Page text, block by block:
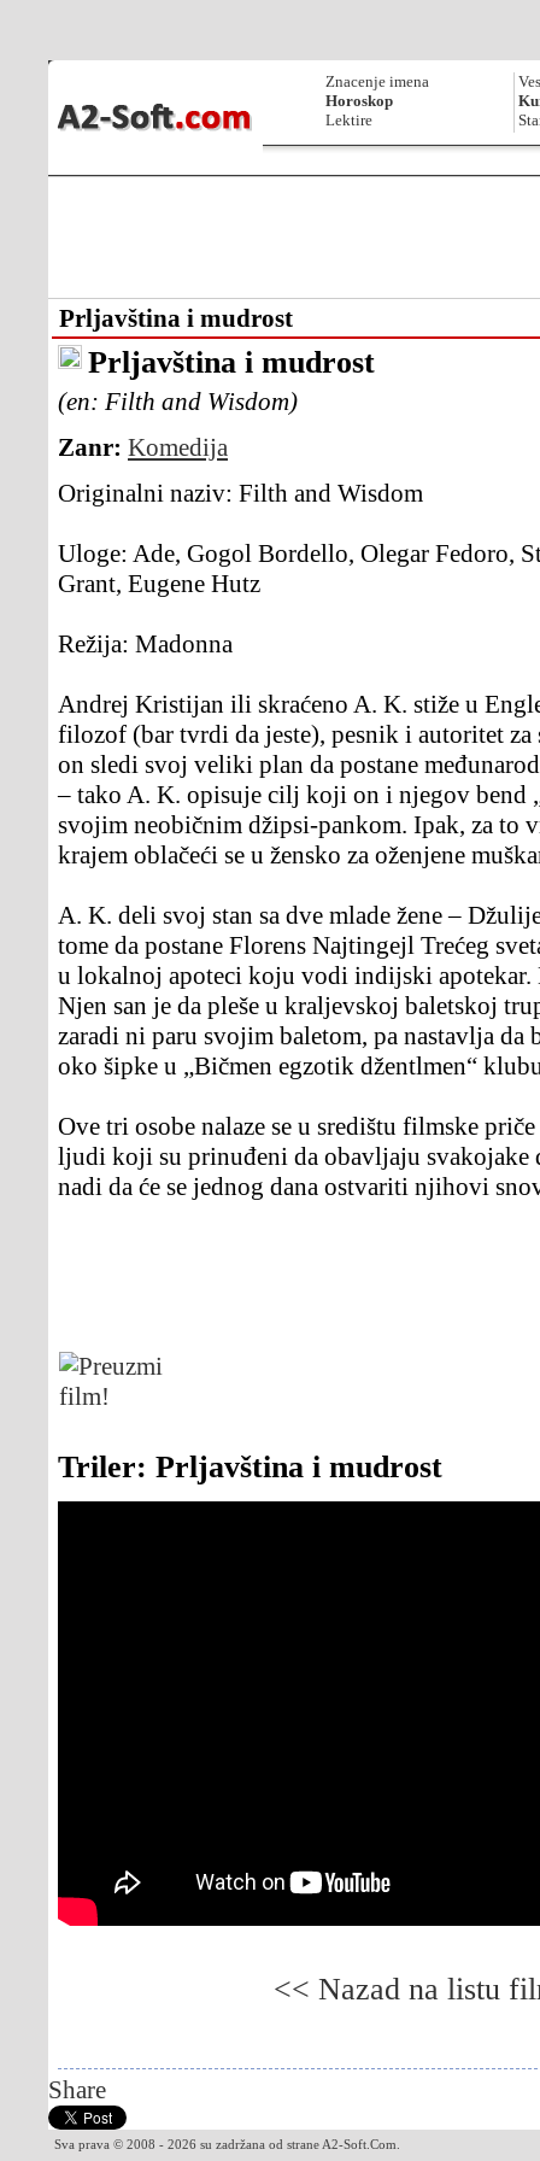
Znacenje imena
Horoskop
Lektire
Prljavština i mudrost
Prljavština i mudrost
(en: Filth and Wisdom)
Zanr: Komedija
Originalni naziv: Filth and Wisdom
Uloge: Ade, Gogol Bordello, Olegar Fedoro,
Grant, Eugene Hutz
Režija: Madonna
Andrej Kristijan ili skraćeno A. K. stiže u
filozof (bar tvrdi da jeste), pesnik i autoritet
on sledi svoj veliki plan da postane
– tako A. K. opisuje cilj koji on i njegov bend
svojim neobičnim džipsi-pankom. Ipak, za to
krajem oblačeći se u žensko za oženjene
A. K. deli svoj stan sa dve mlade žene –
tome da postane Florens Najtingejl Trećeg
u lokalnoj apoteci koju vodi indijski apotekar.
Njen san je da pleše u kraljevskoj baletskoj
zaradi ni paru svojim baletom, pa nastavlja da
oko šipke u „Bičmen egzotik džentlmen“
Ove tri osobe nalaze se u središtu filmske
ljudi koji su prinuđeni da obavljaju svakojake
nadi da će se jednog dana ostvariti njihovi
Triler: Prljavština i mudrost
<< Nazad na listu
Share
Sva prava © 2008 - 2026 su zadržana od strane A2-Soft.Com.